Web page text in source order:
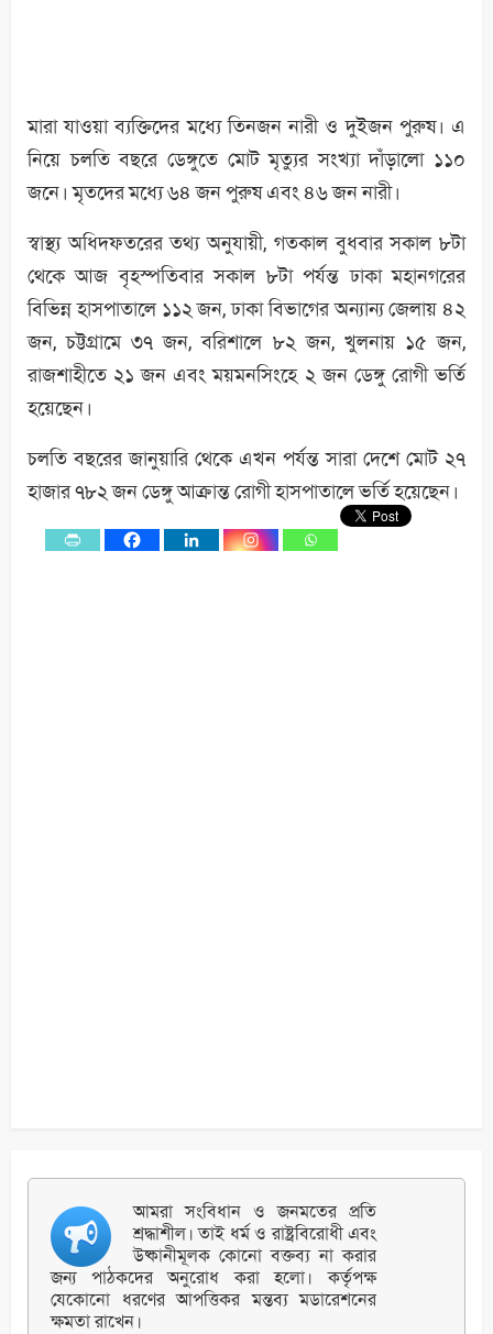
মারা যাওয়া ব্যক্তিদের মধ্যে তিনজন নারী ও দুইজন পুরুষ। এ
নিয়ে চলতি বছরে ডেঙ্গুতে মোট মৃত্যুর সংখ্যা দাঁড়ালো ১১০
জনে। মৃতদের মধ্যে ৬৪ জন পুরুষ এবং ৪৬ জন নারী।
স্বাস্থ্য অধিদফতরের তথ্য অনুযায়ী, গতকাল বুধবার সকাল ৮টা
থেকে আজ বৃহস্পতিবার সকাল ৮টা পর্যন্ত ঢাকা মহানগরের
বিভিন্ন হাসপাতালে ১১২ জন, ঢাকা বিভাগের অন্যান্য জেলায় ৪২
জন, চট্টগ্রামে ৩৭ জন, বরিশালে ৮২ জন, খুলনায় ১৫ জন,
রাজশাহীতে ২১ জন এবং ময়মনসিংহে ২ জন ডেঙ্গু রোগী ভর্তি
হয়েছেন।
চলতি বছরের জানুয়ারি থেকে এখন পর্যন্ত সারা দেশে মোট ২৭
হাজার ৭৮২ জন ডেঙ্গু আক্রান্ত রোগী হাসপাতালে ভর্তি হয়েছেন।
আমরা সংবিধান ও জনমতের প্রতি
শ্রদ্ধাশীল। তাই ধর্ম ও রাষ্ট্রবিরোধী এবং
উষ্কানীমূলক কোনো বক্তব্য না করার
জন্য পাঠকদের অনুরোধ করা হলো। কর্তৃপক্ষ
যেকোনো ধরণের আপত্তিকর মন্তব্য মডারেশনের
ক্ষমতা রাখেন।